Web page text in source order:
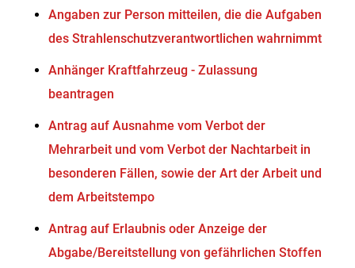
Angaben zur Person mitteilen, die die Aufgaben
des Strahlenschutzverantwortlichen wahrnimmt
Anhänger Kraftfahrzeug - Zulassung
beantragen
Antrag auf Ausnahme vom Verbot der
Mehrarbeit und vom Verbot der Nachtarbeit in
besonderen Fällen, sowie der Art der Arbeit und
dem Arbeitstempo
Antrag auf Erlaubnis oder Anzeige der
Abgabe/Bereitstellung von gefährlichen Stoffen